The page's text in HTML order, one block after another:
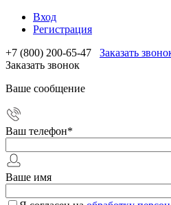
Вход
Регистрация
+7 (800) 200-65-47
Заказать
Заказать звонок
Ваше сообщение
Ваш телефон*
Ваше имя